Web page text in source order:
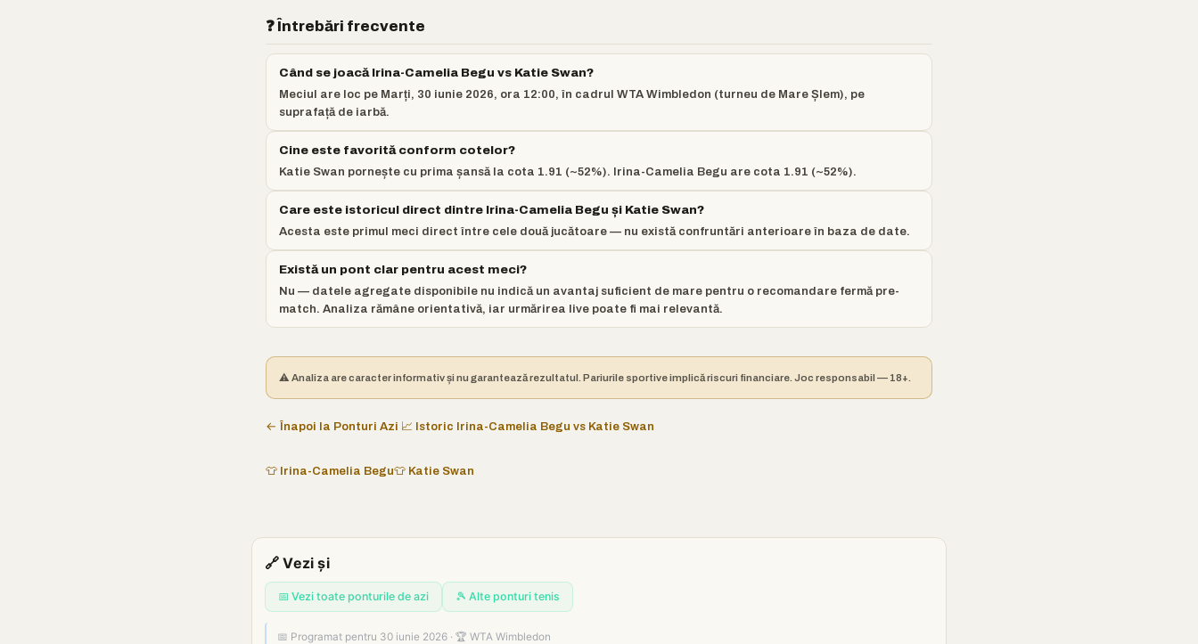
❓ Întrebări frecvente
Când se joacă Irina-Camelia Begu vs Katie Swan?
Meciul are loc pe Marți, 30 iunie 2026, ora 12:00, în cadrul WTA Wimbledon (turneu de Mare Șlem), pe
suprafață de iarbă.
Cine este favorită conform cotelor?
Katie Swan pornește cu prima șansă la cota 1.91 (~52%). Irina-Camelia Begu are cota 1.91 (~52%).
Care este istoricul direct dintre Irina-Camelia Begu și Katie Swan?
Acesta este primul meci direct între cele două jucătoare — nu există confruntări anterioare în baza de date.
Există un pont clar pentru acest meci?
Nu — datele agregate disponibile nu indică un avantaj suficient de mare pentru o recomandare fermă pre-
match. Analiza rămâne orientativă, iar urmărirea live poate fi mai relevantă.
⚠️ Analiza are caracter informativ și nu garantează rezultatul. Pariurile sportive implică riscuri financiare. Joc responsabil — 18+.
← Înapoi la Ponturi Azi 📈 Istoric Irina-Camelia Begu vs Katie Swan
👕 Irina-Camelia Begu👕 Katie Swan
🔗 Vezi și
📅 Vezi toate ponturile de azi 🎾 Alte ponturi tenis
📅 Programat pentru 30 iunie 2026 · 🏆 WTA Wimbledon